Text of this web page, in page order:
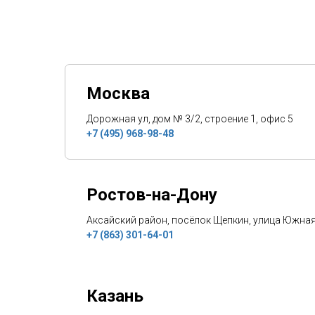
Москва
Дорожная ул, дом № 3/2, строение 1, офис 5
+7 (495) 968-98-48
Ростов-на-Дону
Аксайский район, посёлок Щепкин, улица
+7 (863) 301-64-01
Казань